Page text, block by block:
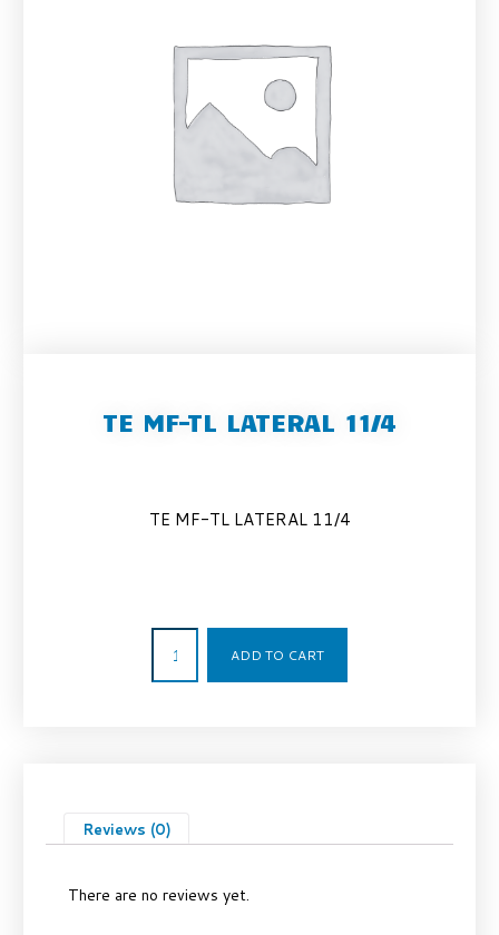
TE MF-TL LATERAL 11/4
TE MF-TL LATERAL 11/4
ADD TO CART
Reviews (0)
There are no reviews yet.